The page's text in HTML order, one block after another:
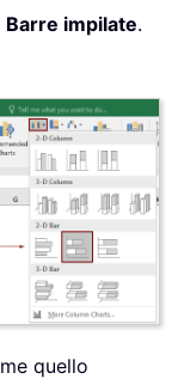
Barre impilate.
quello